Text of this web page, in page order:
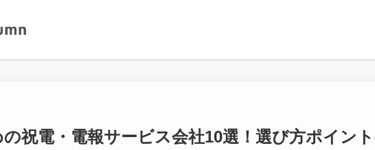
祝電・電報サービス会社10選！選び方ポイン